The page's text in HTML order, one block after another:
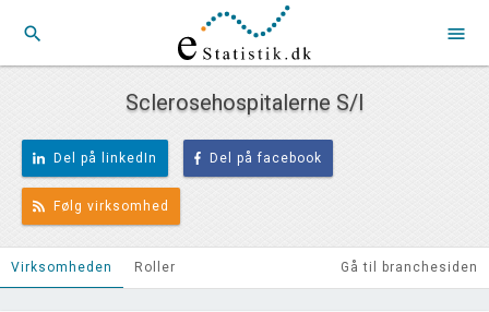
search menu
Sclerosehospitalerne S/I
Del på linkedIn Del på facebook
Følg virksomhed
Virksomheden Roller Gå til branchesiden